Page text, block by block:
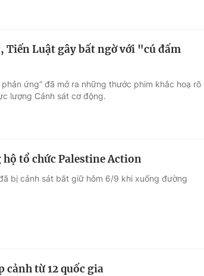
Tiến Luật gây bất ngờ với "cú đấm
ứng” đã mở ra những thước phim khắc hoạ rõ
lượng Cảnh sát cơ động.
tổ chức Palestine Action
bị cảnh sát bắt giữ hôm 6/9 khi xuống đường
cảnh từ 12 quốc gia